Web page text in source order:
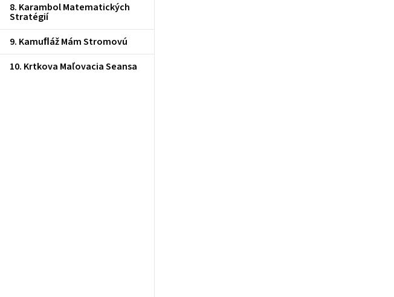
8. Karambol Matematických
Stratégií
9. Kamuﬂáž Mám Stromovú
10. Krtkova Maľovacia Seansa